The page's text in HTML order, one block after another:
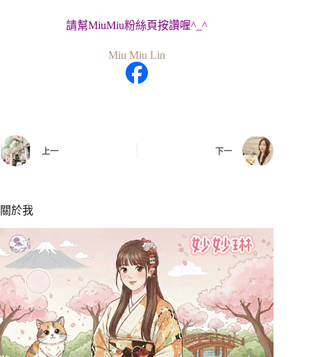
請幫MiuMiu粉絲頁按讚喔^_^
Miu Miu Lin
上一 下一
關於我